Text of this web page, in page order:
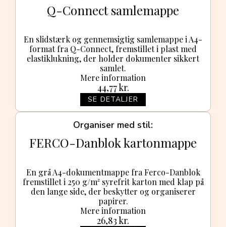
Q-Connect samlemappe
En slidstærk og gennemsigtig samlemappe i A4-
format fra Q-Connect, fremstillet i plast med
elastiklukning, der holder dokumenter sikkert
samlet.
44,77kr.
SE DETALJER
Mere information
Organiser med stil
FERCO-Danblok kartonmappe
En grå A4-dokumentmappe fra Ferco-Danblok
fremstillet i 250 g/m² syrefrit karton med klap på
den lange side, der beskytter og organiserer
papirer.
26,83kr.
Mere information